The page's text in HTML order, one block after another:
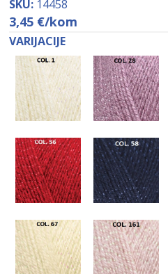
SKU: 14458
3,45 €/kom
VARIJACIJE